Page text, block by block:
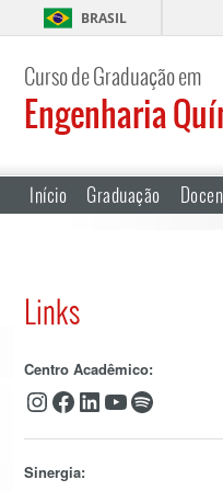
BRASIL
Curso de Graduação em
Engenharia
Início Graduação
Links
Centro Acadêmico:
Instagram
Facebook
LinkedIn
Youtube
Spotify
Sinergia: